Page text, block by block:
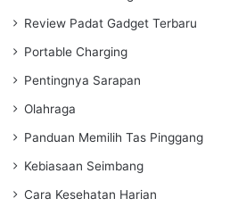
Review Padat Gadget Terbaru
Portable Charging
Pentingnya Sarapan
Olahraga
Panduan Memilih Tas Pinggang
Kebiasaan Seimbang
Cara Kesehatan Harian